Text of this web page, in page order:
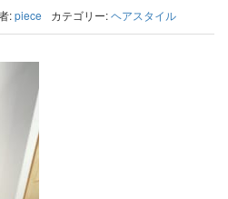
:piece カテゴリー:ヘアスタイル